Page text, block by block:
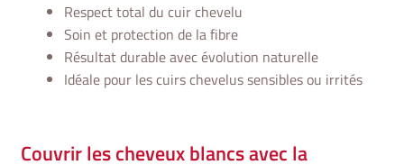
Respect total du cuir chevelu
Soin et protection de la fibre
Résultat durable avec évolution naturelle
Idéale pour les cuirs chevelus sensibles ou irrités
Couvrir les cheveux blancs avec la